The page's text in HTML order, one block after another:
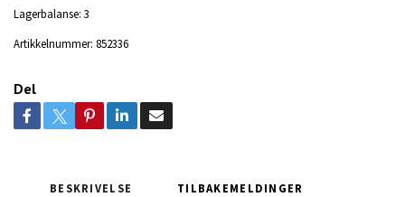
Lagerbalanse: 3
Artikkelnummer: 852336
Del
BESKRIVELSE TILBAKEMELDINGER